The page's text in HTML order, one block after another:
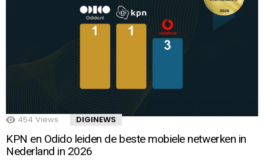
454 Views DIGINEWS
KPN en Odido leiden de beste mobiele netwerken in
Nederland in 2026